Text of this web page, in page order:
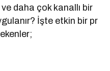
daha çok kanallı bir
İşte etkin bir pr